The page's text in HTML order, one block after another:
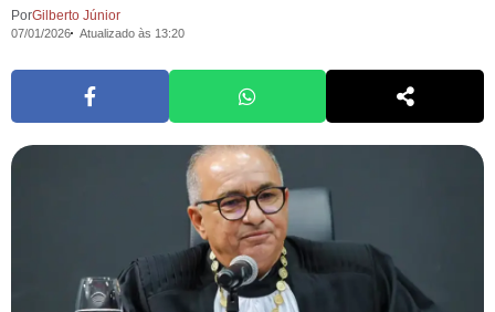
PorGilberto Júnior
07/01/2026 Atualizado às 13:20